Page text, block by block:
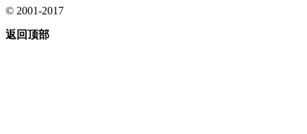
© 2001-2017
返回顶部